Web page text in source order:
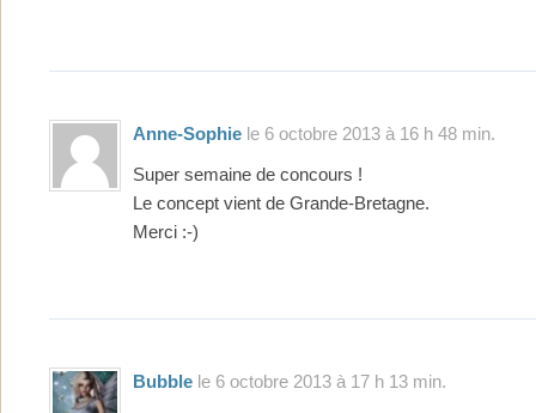
Anne-Sophie le 6 octobre 2013 à 16 h 48 min.
Super semaine de concours !
Le concept vient de Grande-Bretagne.
Merci :-)
Bubble le 6 octobre 2013 à 17 h 13 min.